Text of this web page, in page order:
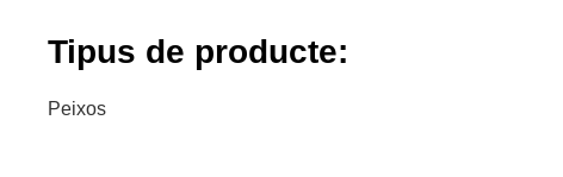
Tipus de producte:
Peixos